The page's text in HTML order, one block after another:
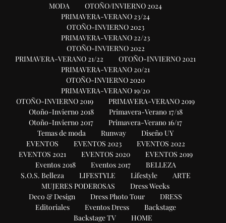
MODA
OTOÑO/INVIERNO 2024
PRIMAVERA-VERANO 23/24
OTOÑO-INVIERNO 2023
PRIMAVERA-VERANO 22/23
OTOÑO-INVIERNO 2022
PRIMAVERA-VERANO 21/22
OTOÑO-INVIERNO 2021
PRIMAVERA-VERANO 20/21
OTOÑO-INVIERNO 2020
PRIMAVERA-VERANO 19/20
OTOÑO-INVIERNO 2019
PRIMAVERA-VERANO 2019
Otoño-Invierno 2018
Primavera-Verano 17/18
Otoño-Invierno 2017
Primavera-Verano 16/17
Temas de moda
Runway
Diseño UY
EVENTOS
EVENTOS 2023
EVENTOS 2022
EVENTOS 2021
EVENTOS 2020
EVENTOS 2019
Eventos 2018
Eventos 2017
BELLEZA
S.O.S. Belleza
LIFESTYLE Lifestyle
ARTE
MUJERES PODEROSAS
Dress Weeks
Deco & Design
Dress Photo Tour
DRESS
Editoriales
Eventos Dress
Backstage
Backstage TV
HOME